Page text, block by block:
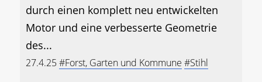
durch einen komplett neu entwickelten
Motor und eine verbesserte Geometrie
des...
27.4.25#Forst, Garten und Kommune #Stihl